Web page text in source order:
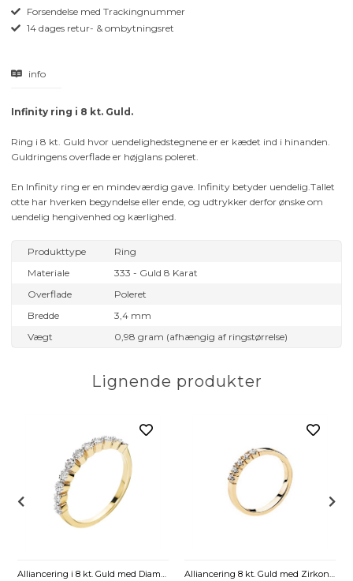
Forsendelse med Trackingnummer
14 dages retur- & ombytningsret
info
Infinity ring i 8 kt. Guld.
Ring i 8 kt. Guld hvor uendelighedstegnene er er kædet ind i hinanden.
Guldringens overflade er højglans poleret.
En Infinity ring er en mindeværdig gave. Infinity betyder uendelig.Tallet
otte har hverken begyndelse eller ende, og udtrykker derfor ønske om
uendelig hengivenhed og kærlighed.
Produkttype
Ring
Materiale
333 - Guld 8 Karat
Overflade
Poleret
Bredde
3,4 mm
Vægt
0,98 gram (afhængig af ringstørrelse)
Lignende produkter
Alliancering i 8 kt. Guld med Diamanter - 0,21 ct. Alliancering 8 kt. Guld med Zirkoniasten